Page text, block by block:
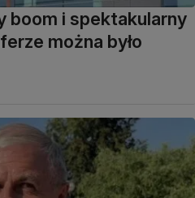
boom i spektakularny
można było